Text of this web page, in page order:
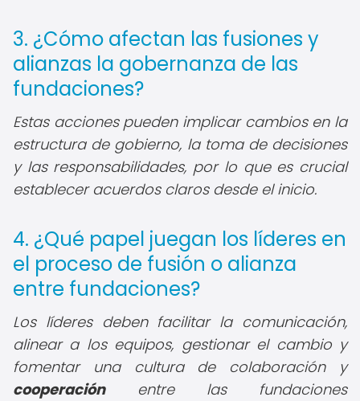
3. ¿Cómo afectan las fusiones y
alianzas la gobernanza de las
fundaciones?
Estas acciones pueden implicar cambios en la
estructura de gobierno, la toma de decisiones
y las responsabilidades, por lo que es crucial
establecer acuerdos claros desde el inicio.
4. ¿Qué papel juegan los líderes en
el proceso de fusión o alianza
entre fundaciones?
Los líderes deben facilitar la comunicación,
alinear a los equipos, gestionar el cambio y
fomentar una cultura de colaboración y
cooperaciónentre las fundaciones